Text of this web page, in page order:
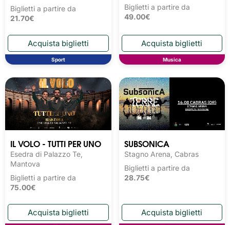
Biglietti a partire da
21.70€
Sport
Biglietti a partire da
49.00€
Musica
IL VOLO - TUTTI PER UNO
Esedra di Palazzo Te,
Mantova
Biglietti a partire da
75.00€
SUBSONICA
Stagno Arena, Cabras
Biglietti a partire da
28.75€